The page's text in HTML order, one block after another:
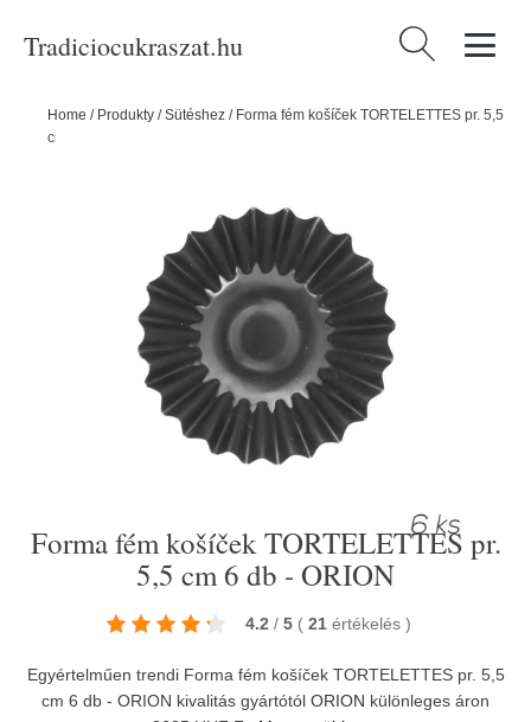
Tradiciocukraszat.hu Keresés:
Home / Produkty /Sütéshez / Forma fém košíček TORTELETTES pr. 5,5
cm 6 db - ORION
Forma fém košíček TORTELETTES pr.
5,5 cm 6 db - ORION
4.2 / 5 ( 21 értékelés )
Egyértelműen trendi Forma fém košíček TORTELETTES pr. 5,5
cm 6 db - ORION kivalitás gyártótól ORION különleges áron